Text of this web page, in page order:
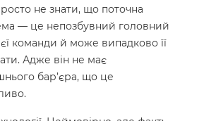
не знати, що поточна
— це непозбувний головний
команди й може випадково її
Адже він не має
бар’єра, що це